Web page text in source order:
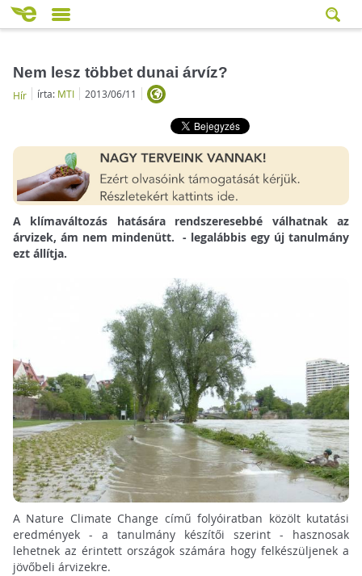
Nem lesz többet dunai árvíz?
Hír írta: MTI 2013/06/11
A klímaváltozás hatására rendszeresebbé válhatnak az
árvizek, ám nem mindenütt. - legalábbis egy új tanulmány
ezt állítja.
A Nature Climate Change című folyóiratban közölt kutatási
eredmények - a tanulmány készítői szerint - hasznosak
lehetnek az érintett országok számára hogy felkészüljenek a
jövőbeli árvizekre.